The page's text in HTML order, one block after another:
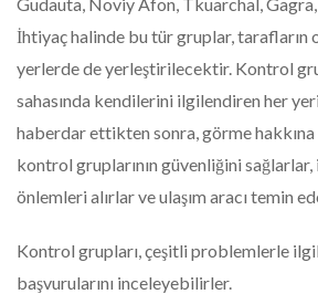
İhtiyaç halinde bu tür gruplar, tarafların
yerlerde de yerleştirilecektir. Kontrol
sahasında kendilerini ilgilendiren her
haberdar ettikten sonra, görme
kontrol gruplarının güvenliğini
önlemleri alırlar ve ulaşım aracı temin
Kontrol grupları, çeşitli problemlerle
başvurularını inceleyebilirler.